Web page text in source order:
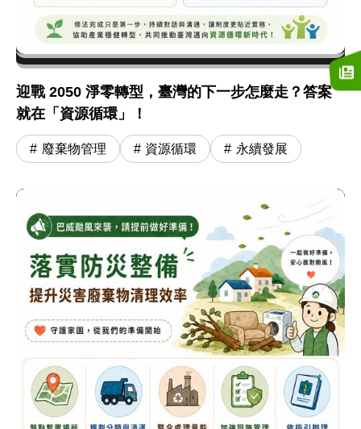
迎戰 2050 淨零轉型，臺灣的下一步怎麼走？答案
就在「資源循環」！
廢棄物管理 資源循環 永續發展